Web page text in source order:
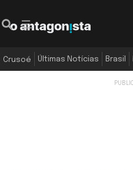
Crusoé Últimas Notícias Brasil